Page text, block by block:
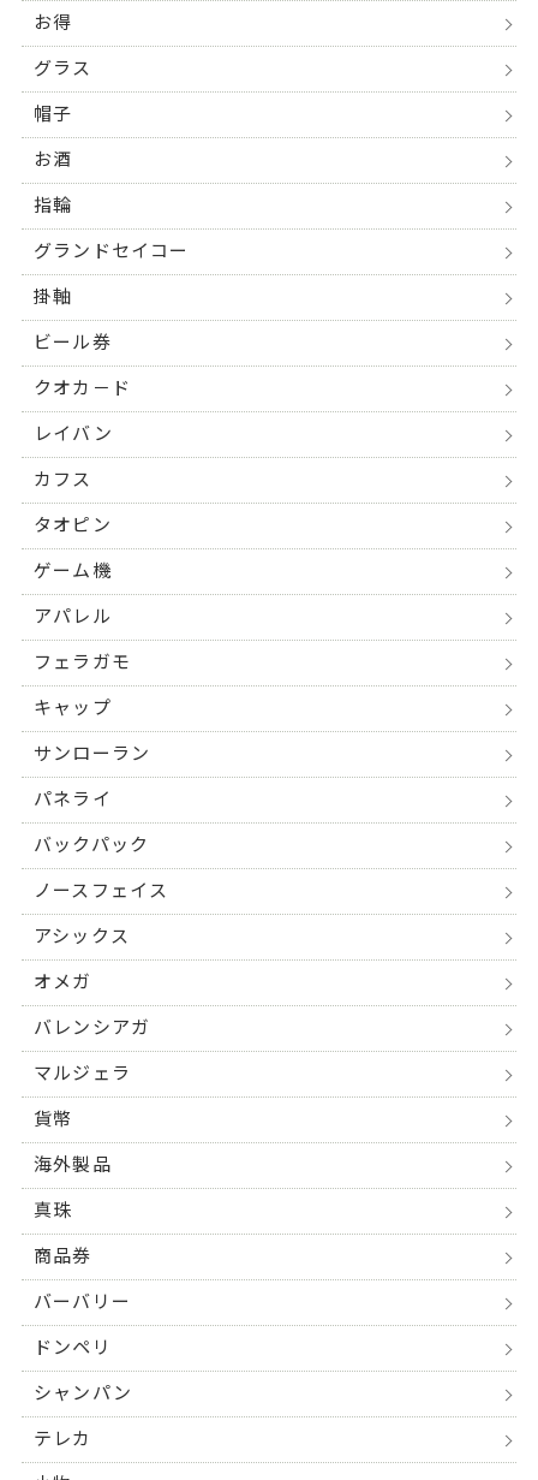
お得
グラス
帽子
お酒
指輪
グランドセイコー
掛軸
ビール券
クオカ－ド
レイバン
カフス
タオピン
ゲーム機
アパレル
フェラガモ
キャップ
サンローラン
パネライ
バックパック
ノースフェイス
アシックス
オメガ
バレンシアガ
マルジェラ
貨幣
海外製品
真珠
商品券
バーバリー
ドンペリ
シャンパン
テレカ